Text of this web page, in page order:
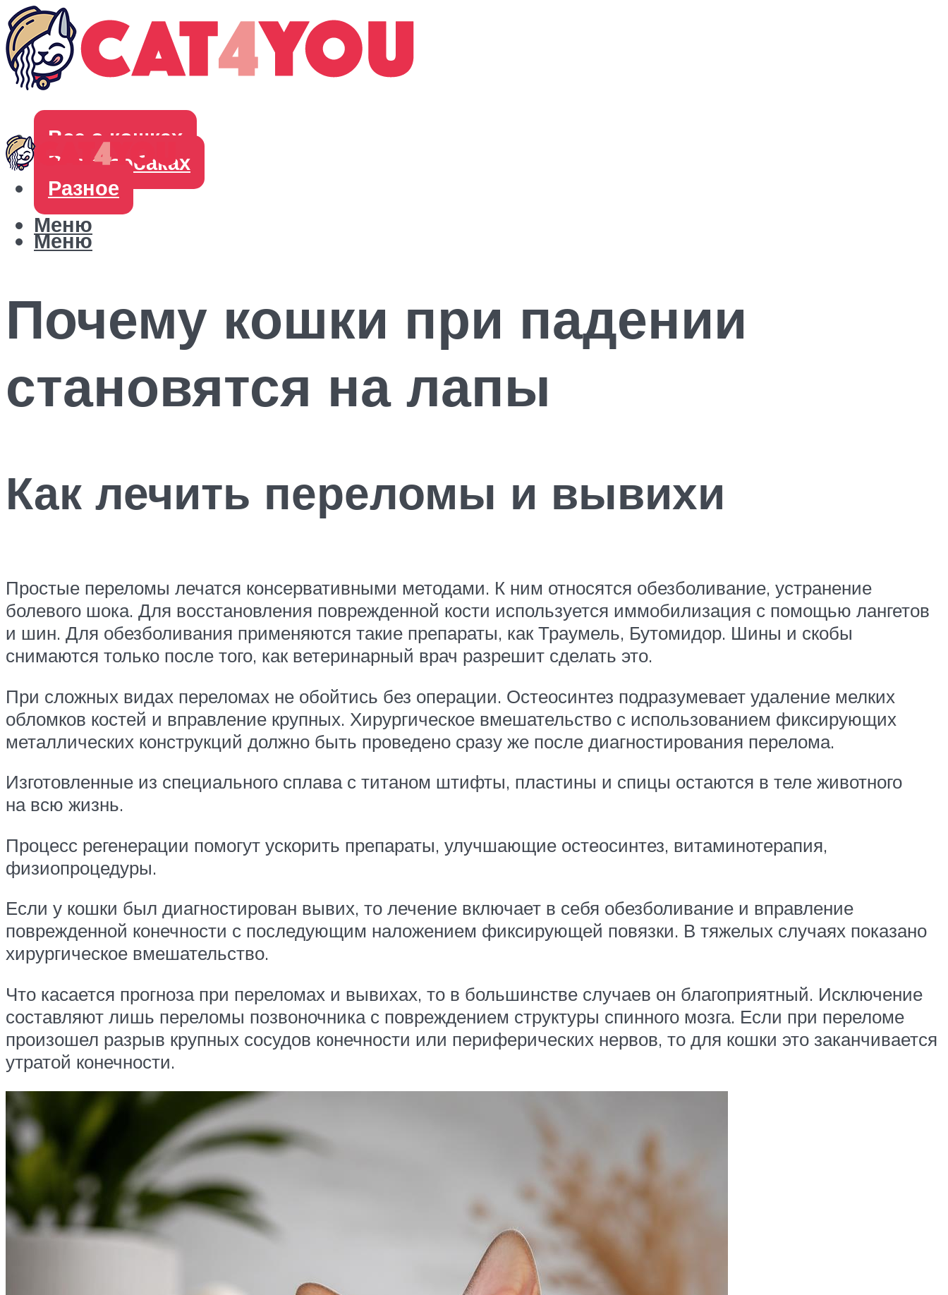
Все о кошках
Все о собаках
Разное
Меню
Меню
Почему кошки при падении
становятся на лапы
Как лечить переломы и вывихи
Простые переломы лечатся консервативными методами. К ним относятся обезболивание, устранение
болевого шока. Для восстановления поврежденной кости используется иммобилизация с помощью лангетов
и шин. Для обезболивания применяются такие препараты, как Траумель, Бутомидор. Шины и скобы
снимаются только после того, как ветеринарный врач разрешит сделать это.
При сложных видах переломах не обойтись без операции. Остеосинтез подразумевает удаление мелких
обломков костей и вправление крупных. Хирургическое вмешательство с использованием фиксирующих
металлических конструкций должно быть проведено сразу же после диагностирования перелома.
Изготовленные из специального сплава с титаном штифты, пластины и спицы остаются в теле животного
на всю жизнь.
Процесс регенерации помогут ускорить препараты, улучшающие остеосинтез, витаминотерапия,
физиопроцедуры.
Если у кошки был диагностирован вывих, то лечение включает в себя обезболивание и вправление
поврежденной конечности с последующим наложением фиксирующей повязки. В тяжелых случаях показано
хирургическое вмешательство.
Что касается прогноза при переломах и вывихах, то в большинстве случаев он благоприятный. Исключение
составляют лишь переломы позвоночника с повреждением структуры спинного мозга. Если при переломе
произошел разрыв крупных сосудов конечности или периферических нервов, то для кошки это заканчивается
утратой конечности.